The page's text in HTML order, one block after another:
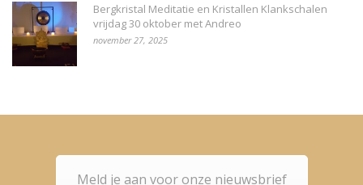
Bergkristal Meditatie en Kristallen Klankschalen
vrijdag 30 oktober met Andreo
november 27, 2025
Meld je aan voor onze nieuwsbrief